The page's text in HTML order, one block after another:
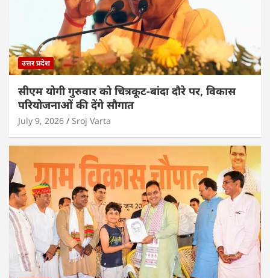
उत्तर प्रदेश
सीएम योगी गुरुवार को चित्रकूट-बांदा दौरे पर, विकास
परियोजनाओं की देंगे सौगात
July 9, 2026 Sroj Varta